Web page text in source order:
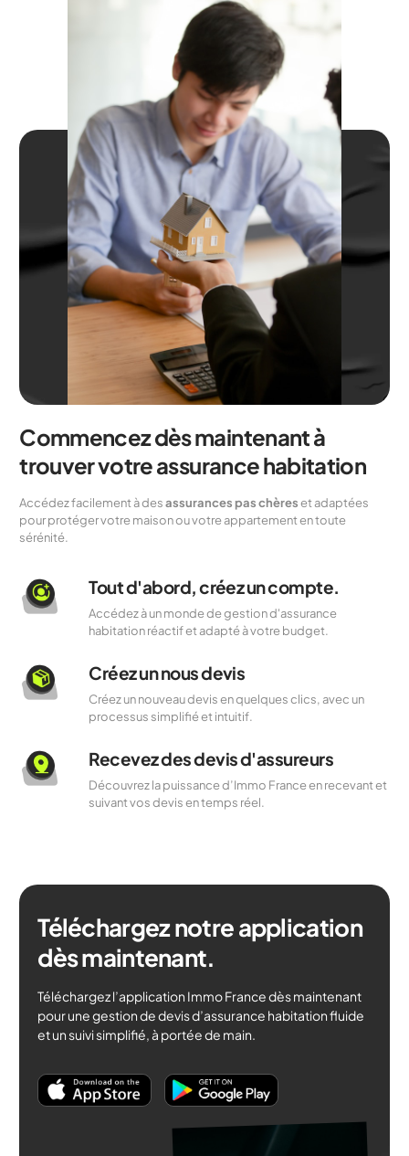
Commencez dès maintenant à
trouver votre assurance habitation
Accédez facilement à desassurances pas chèreset adaptées
pour protéger votre maison ou votre appartement en toute
sérénité.
Tout d'abord, créez un compte.
Accédez à un monde de gestion d'assurance
habitation réactif et adapté à votre budget.
Créez un nous devis
Créez un nouveau devis en quelques clics, avec un
processus simplifié et intuitif.
Recevez des devis d'assureurs
Découvrez la puissance d’Immo France en recevant et
suivant vos devis en temps réel.
Téléchargez notre application
dès maintenant.
Téléchargez l’application Immo France dès maintenant
pour une gestion de devis d’assurance habitation fluide
et un suivi simplifié, à portée de main.